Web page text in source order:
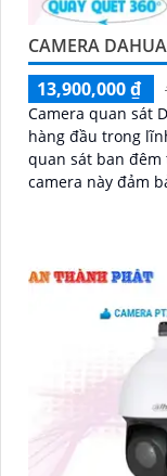
CAMERA
13,900,000 ₫
Camera quan sát
hàng đầu trong lĩnh vực
quan sát ban đêm
camera này đảm